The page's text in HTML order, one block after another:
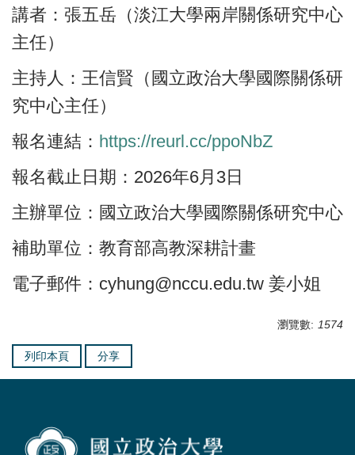
講者：張五岳（淡江大學兩岸關係研究中心
主任）
主持人：王信賢（國立政治大學國際關係研
究中心主任）
報名連結： https://reurl.cc/ppoNbZ
報名截止日期：2026年6月3日
主辦單位：國立政治大學國際關係研究中心
補助單位：教育部高教深耕計畫
電子郵件：cyhung@nccu.edu.tw 姜小姐
瀏覽數: 1574
列印本頁 分享